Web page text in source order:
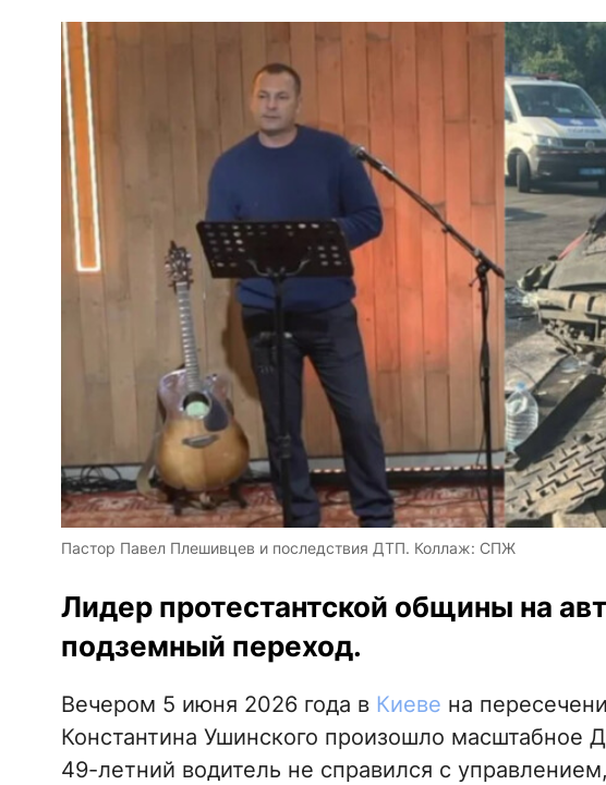
Пастор Павел Плешивцев и последствия ДТП. Коллаж: СПЖ
Лидер протестантской общины на
подземный переход.
Вечером 5 июня 2026 года в Киеве на
Константина Ушинского произошло масштабное
49-летний водитель не справился с